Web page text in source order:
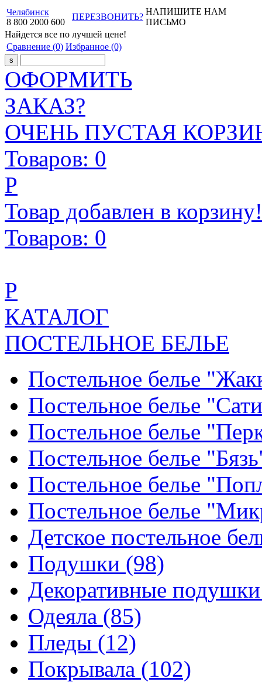
Челябинск
8 800 2000 600
ПЕРЕЗВОНИТЬ?
НАПИШИТЕ НАМ
ПИСЬМО
Найдется все по лучшей цене!
Сравнение (0) Избранное (0)
ОФОРМИТЬ
ЗАКАЗ?
ОЧЕНЬ ПУСТАЯ
Товаров: 0
Р
Товар добавлен в корзину!
Товаров: 0
Р
КАТАЛОГ
ПОСТЕЛЬНОЕ БЕЛЬЕ
Постельное белье
Постельное белье
Постельное белье
Постельное белье
Постельное белье
Постельное белье
Детское постельное
Подушки (98)
Декоративные
Одеяла (85)
Пледы (12)
Покрывала (102)